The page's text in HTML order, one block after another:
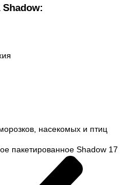
насекомых и птиц
пакетированное Shadow 17